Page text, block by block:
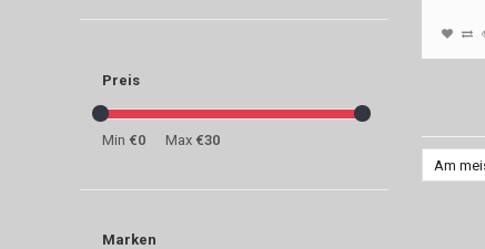
Preis
Min €0 Max €30
Marken
Am